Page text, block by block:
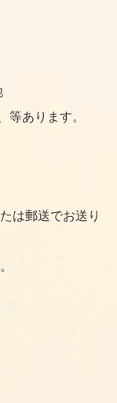
等あります。
は郵送でお送り